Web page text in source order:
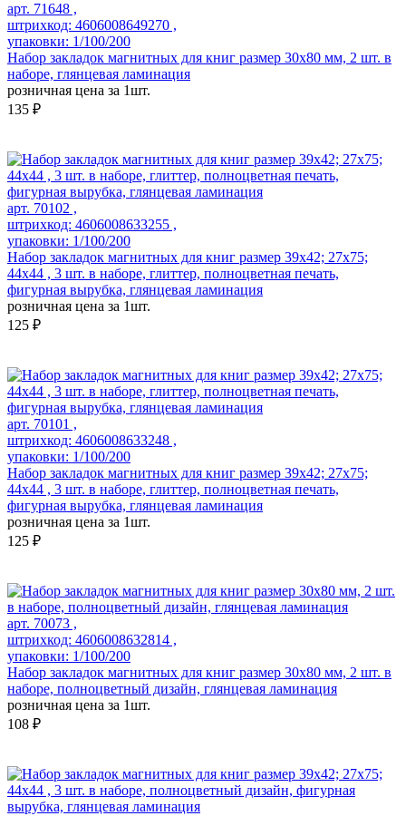
арт. 71648 ,
штрихкод: 4606008649270 ,
упаковки: 1/100/200
Набор закладок магнитных для книг размер 30x80 мм, 2 шт. в
наборе, глянцевая ламинация
розничная цена за 1шт.
135 ₽
арт. 70102 ,
штрихкод: 4606008633255 ,
упаковки: 1/100/200
Набор закладок магнитных для книг размер 39x42; 27x75;
44x44 , 3 шт. в наборе, глиттер, полноцветная печать,
фигурная вырубка, глянцевая ламинация
розничная цена за 1шт.
125 ₽
арт. 70101 ,
штрихкод: 4606008633248 ,
упаковки: 1/100/200
Набор закладок магнитных для книг размер 39x42; 27x75;
44x44 , 3 шт. в наборе, глиттер, полноцветная печать,
фигурная вырубка, глянцевая ламинация
розничная цена за 1шт.
125 ₽
арт. 70073 ,
штрихкод: 4606008632814 ,
упаковки: 1/100/200
Набор закладок магнитных для книг размер 30x80 мм, 2 шт. в
наборе, полноцветный дизайн, глянцевая ламинация
розничная цена за 1шт.
108 ₽